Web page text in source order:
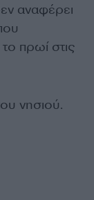
αναφέρει
πρωί στις
νησιού.